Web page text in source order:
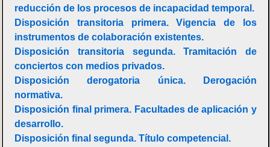
reducción de los procesos de incapacidad temporal.
Disposición transitoria primera. Vigencia de los
instrumentos de colaboración existentes.
Disposición transitoria segunda. Tramitación de
conciertos con medios privados.
Disposición derogatoria única. Derogación
normativa.
Disposición final primera. Facultades de aplicación y
desarrollo.
Disposición final segunda. Título competencial.